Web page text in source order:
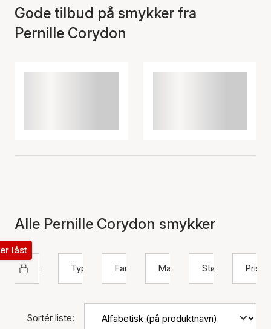
Gode tilbud på smykker fra
Pernille Corydon
Alle Pernille Corydon smykker
Pernille Corydon
låst
Type
Farve Materiale Størrelse Pris
Sortér liste: